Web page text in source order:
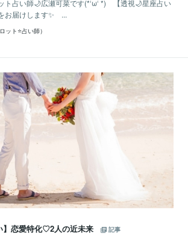
ト占い師🌙広瀬可菜です(*‘ω‘ *) 【透視🌙星座占い
お届けします✨ ...
ット⭐占い師）
】恋愛特化♡2人の近未来
記事